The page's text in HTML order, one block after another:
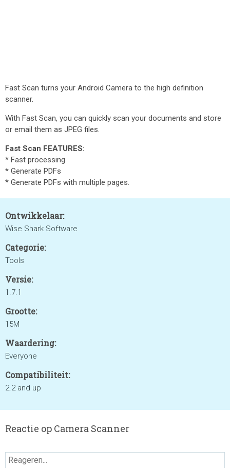
Fast Scan turns your Android Camera to the high definition
scanner.
With Fast Scan, you can quickly scan your documents and store
or email them as JPEG files.
Fast Scan FEATURES:
* Fast processing
* Generate PDFs
* Generate PDFs with multiple pages.
Ontwikkelaar:
Wise Shark Software
Categorie:
Tools
Versie:
1.7.1
Grootte:
15M
Waardering:
Everyone
Compatibiliteit:
2.2 and up
Reactie op Camera Scanner